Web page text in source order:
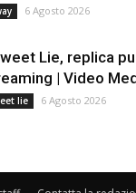
6 Agosto 2026
Lie, replica
| Video
lie 6 Agosto 2026